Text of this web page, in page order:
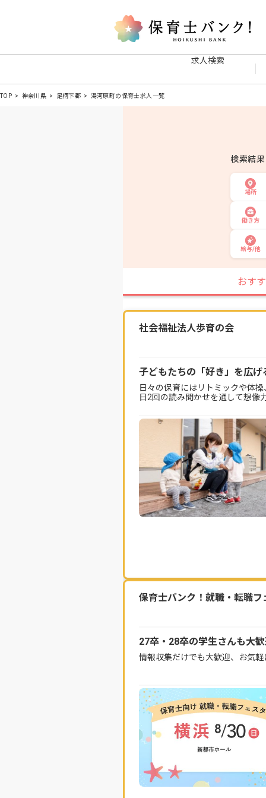
求人検索
TOP 神奈川県 足柄下郡 湯河原町の保育士求人一覧
検索結
場所
働き方
給与/他
おす
社会福祉法人歩育の会
子どもたちの「好き」を広
日々の保育にはリトミックや体
日2回の読み聞かせを通して想像
保育士バンク！就職・転職フ
27卒・28卒の学生さんも大
情報収集だけでも大歓迎、お気